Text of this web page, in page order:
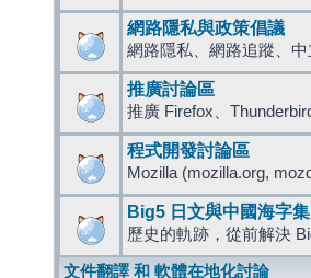
網路隱私與政策倡議
網路隱私、網路追蹤、
推廣討論區
推廣 Firefox、
程式開發討論區
Mozilla (mozilla.org,
Big5 日文與中國海字集
歷史的軌跡，從前解決
文件翻譯 和 軟體在地化討論